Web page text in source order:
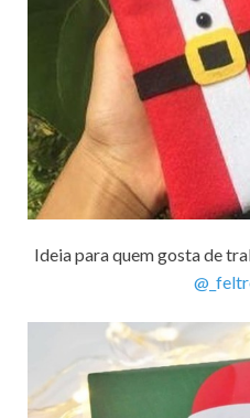
Ideia para quem gosta de